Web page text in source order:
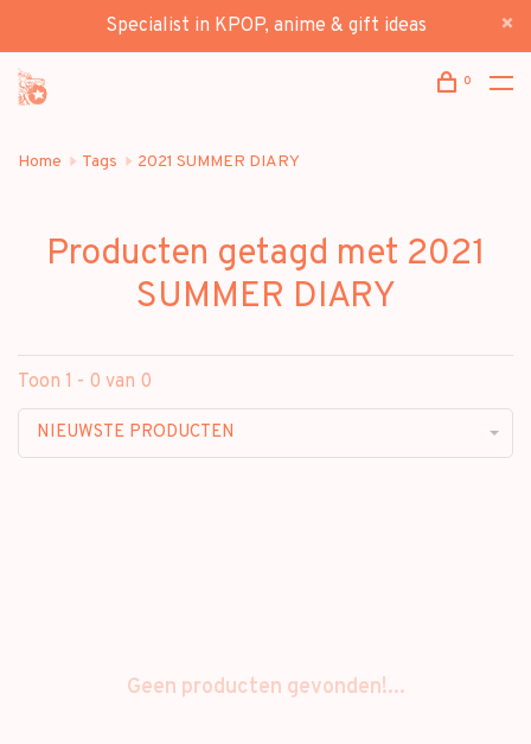
Specialist in KPOP, anime & gift ideas
0
Home Tags 2021 SUMMER DIARY
Producten getagd met 2021
SUMMER DIARY
Toon 1 - 0 van 0
NIEUWSTE PRODUCTEN
Geen producten gevonden!...